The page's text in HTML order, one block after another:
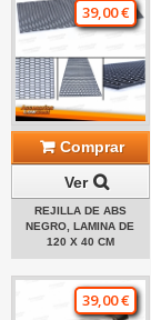
39,00 €
Comprar
Ver
REJILLA DE ABS
NEGRO, LAMINA DE
120 X 40 CM
39,00 €